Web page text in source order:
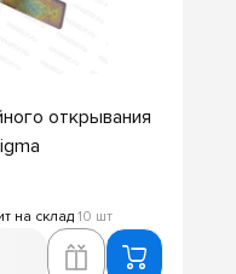
открывания
на склад 10 шт